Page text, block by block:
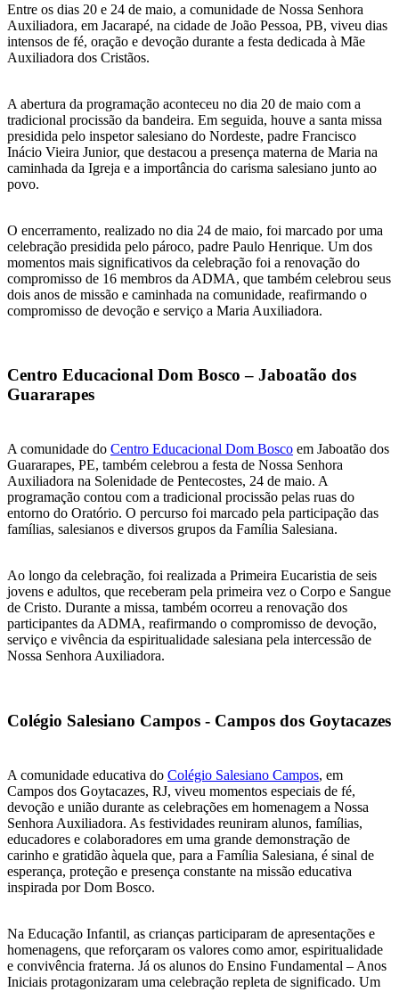
Entre os dias 20 e 24 de maio, a comunidade de Nossa Senhora
Auxiliadora, em Jacarapé, na cidade de João Pessoa, PB, viveu dias
intensos de fé, oração e devoção durante a festa dedicada à Mãe
Auxiliadora dos Cristãos.
A abertura da programação aconteceu no dia 20 de maio com a
tradicional procissão da bandeira. Em seguida, houve a santa missa
presidida pelo inspetor salesiano do Nordeste, padre Francisco
Inácio Vieira Junior, que destacou a presença materna de Maria na
caminhada da Igreja e a importância do carisma salesiano junto ao
povo.
O encerramento, realizado no dia 24 de maio, foi marcado por uma
celebração presidida pelo pároco, padre Paulo Henrique. Um dos
momentos mais significativos da celebração foi a renovação do
compromisso de 16 membros da ADMA, que também celebrou seus
dois anos de missão e caminhada na comunidade, reafirmando o
compromisso de devoção e serviço a Maria Auxiliadora.
Centro Educacional Dom Bosco – Jaboatão dos
Guararapes
A comunidade do Centro Educacional Dom Bosco em Jaboatão dos
Guararapes, PE, também celebrou a festa de Nossa Senhora
Auxiliadora na Solenidade de Pentecostes, 24 de maio. A
programação contou com a tradicional procissão pelas ruas do
entorno do Oratório. O percurso foi marcado pela participação das
famílias, salesianos e diversos grupos da Família Salesiana.
Ao longo da celebração, foi realizada a Primeira Eucaristia de seis
jovens e adultos, que receberam pela primeira vez o Corpo e Sangue
de Cristo. Durante a missa, também ocorreu a renovação dos
participantes da ADMA, reafirmando o compromisso de devoção,
serviço e vivência da espiritualidade salesiana pela intercessão de
Nossa Senhora Auxiliadora.
Colégio Salesiano Campos - Campos dos Goytacazes
A comunidade educativa do Colégio Salesiano Campos, em
Campos dos Goytacazes, RJ, viveu momentos especiais de fé,
devoção e união durante as celebrações em homenagem a Nossa
Senhora Auxiliadora. As festividades reuniram alunos, famílias,
educadores e colaboradores em uma grande demonstração de
carinho e gratidão àquela que, para a Família Salesiana, é sinal de
esperança, proteção e presença constante na missão educativa
inspirada por Dom Bosco.
Na Educação Infantil, as crianças participaram de apresentações e
homenagens, que reforçaram os valores como amor, espiritualidade
e convivência fraterna. Já os alunos do Ensino Fundamental – Anos
Iniciais protagonizaram uma celebração repleta de significado. Um